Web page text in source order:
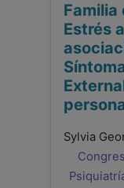
Familia
Estrés